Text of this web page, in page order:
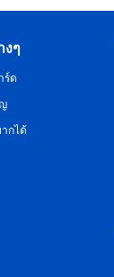
งๆ
ร์ด
กได้